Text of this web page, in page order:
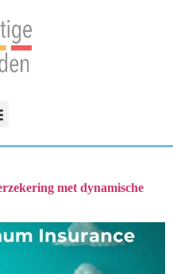
met dynamische